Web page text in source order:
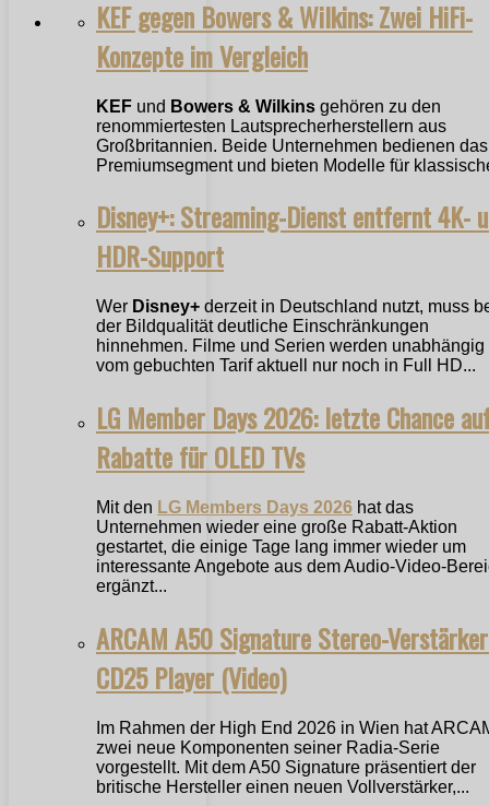
KEF gegen Bowers & Wilkins: Zwei HiFi-
Konzepte im Vergleich
KEF und Bowers & Wilkins gehören zu den
renommiertesten Lautsprecherherstellern aus
Großbritannien. Beide Unternehmen bedienen das
Premiumsegment und bieten Modelle für
Disney+: Streaming-Dienst entfernt 4K-
HDR-Support
Wer Disney+ derzeit in Deutschland nutzt, muss
der Bildqualität deutliche Einschränkungen
hinnehmen. Filme und Serien werden unabhängig
vom gebuchten Tarif aktuell nur noch in Full HD...
LG Member Days 2026: letzte Chance
Rabatte für OLED TVs
Mit den LG Members Days 2026 hat das
Unternehmen wieder eine große Rabatt-Aktion
gestartet, die einige Tage lang immer wieder um
interessante Angebote aus dem Audio-Video-
ergänzt...
ARCAM A50 Signature Stereo-
CD25 Player (Video)
Im Rahmen der High End 2026 in Wien hat
zwei neue Komponenten seiner Radia-Serie
vorgestellt. Mit dem A50 Signature präsentiert der
britische Hersteller einen neuen Vollverstärker,...